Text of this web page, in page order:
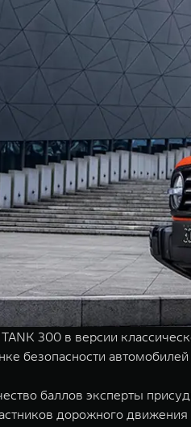
300 в версии
безопасности автомобилей
баллов эксперты
дорожного движения